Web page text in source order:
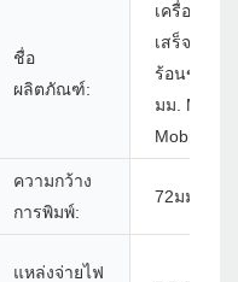
ชื่อ
ผลิตภัณฑ์:
เครื่องพิมพ์
เสร็จรับเงิ
ร้อนขนาด
มม. Mobile
Mobile
ความกว้าง
การพิมพ์:
72มม.
แหล่งจ่ายไฟ